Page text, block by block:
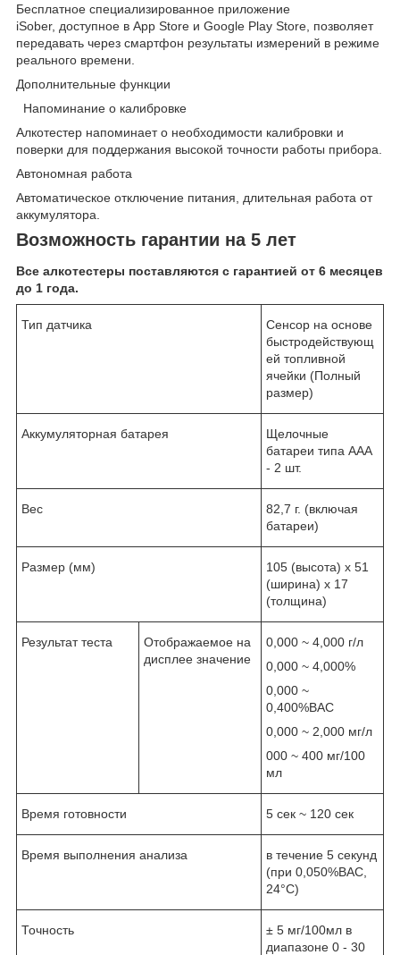
Бесплатное специализированное приложение
iSober, доступное в App Store и Google Play Store, позволяет
передавать через смартфон результаты измерений в режиме
реального времени.
Дополнительные функции
Напоминание о калибровке
Алкотестер напоминает о необходимости калибровки и
поверки для поддержания высокой точности работы прибора.
Автономная работа
Автоматическое отключение питания, длительная работа от
аккумулятора.
Возможность гарантии на 5 лет
Все алкотестеры поставляются с гарантией от 6 месяцев
до 1 года.
Тип датчика
Сенсор на основе
быстродействующ
ей топливной
ячейки (Полный
размер)
Аккумуляторная батарея
Щелочные
батареи типа AAA
- 2 шт.
Вес
82,7 г. (включая
батареи)
Размер (мм)
105 (высота) х 51
(ширина) х 17
(толщина)
Результат теста
Отображаемое на
дисплее значение
0,000 ~ 4,000 г/л
0,000 ~ 4,000%
0,000 ~
0,400%BAC
0,000 ~ 2,000 мг/л
000 ~ 400 мг/100
мл
Время готовности 5 сек ~ 120 сек
Время выполнения анализа
в течение 5 секунд
(при 0,050%BAC,
24°C)
Точность
± 5 мг/100мл в
диапазоне 0 - 30